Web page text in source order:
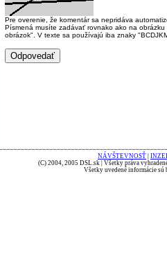
Pre overenie, že komentár sa nepridáva
Písmená musíte zadávať rovnako ako na
obrázok". V texte sa používajú iba znaky
NÁVŠTEVNOSŤ
(C) 2004, 2005 DSL.sk | Všetky práva
Všetky uvedené informácie sú